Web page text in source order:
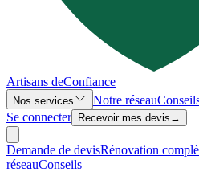
Artisans deConfiance
Nos services Notre réseau
Se connecter
Recevoir mes devis →
Demande de devisRénovation
réseauConseils